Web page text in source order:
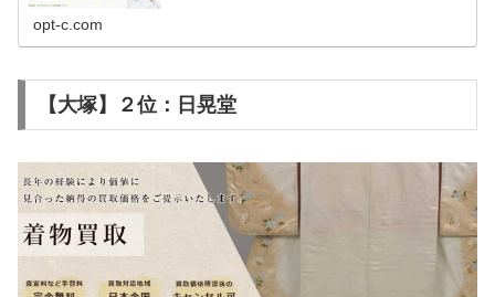
opt-c.com
【大塚】２位：日晃堂